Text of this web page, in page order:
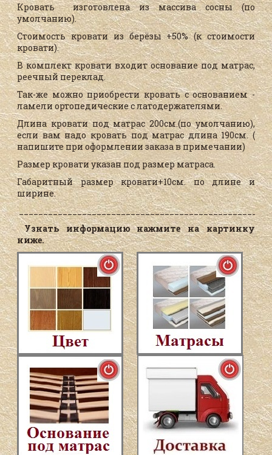
Кровать изготовлена из массива сосны (по
умолчанию).
Стоимость кровати из берёзы +50% (к стоимости
кровати).
В комплект кровати входит основание под матрас,
реечный переклад.
Так-же можно приобрести кровать с основанием -
ламели ортопедические с латодержателями.
Длина кровати под матрас 200см.(по умолчанию),
если вам надо кровать под матрас длина 190см. (
напишите при оформлении заказа в примечании)
Размер кровати указан под размер матраса.
Габаритный размер кровати+10см. по длине и
ширине.
Узнать информацию нажмите на картинку
ниже.